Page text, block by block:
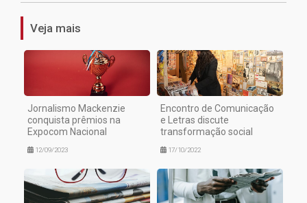
Veja mais
Jornalismo Mackenzie
conquista prêmios na
Expocom Nacional
12/09/2023
Encontro de Comunicação
e Letras discute
transformação social
17/10/2022